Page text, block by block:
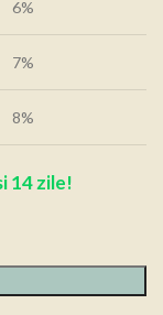
6%
7%
8%
14 zile!